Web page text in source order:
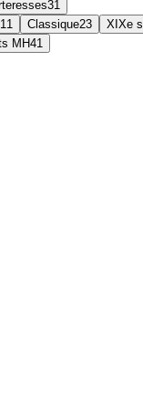
31
11 Classique23 XIXe
MH41